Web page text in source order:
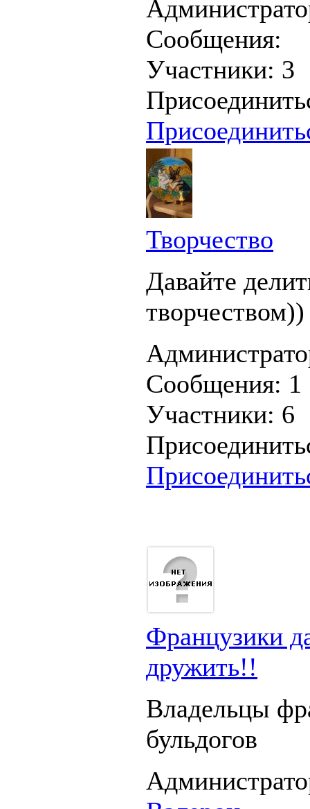
Сообщения:
Участники: 3
Творчество
Давайте
творчеством))
Сообщения: 1
Участники: 6
Французики
дружить!!
Владельцы
бульдогов